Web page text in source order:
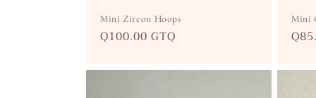
Mini Zircon Hoops
Precio
Q100.00 GTQ
Mini